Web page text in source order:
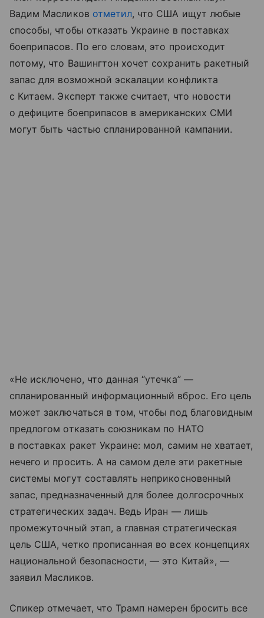
Вадим Масликов отметил, что США ищут любые
способы, чтобы отказать Украине в поставках
боеприпасов. По его словам, это происходит
потому, что Вашингтон хочет сохранить ракетный
запас для возможной эскалации конфликта
с Китаем. Эксперт также считает, что новости
о дефиците боеприпасов в американских СМИ
могут быть частью спланированной кампании.
«Не исключено, что данная “утечка” —
спланированный информационный вброс. Его цель
может заключаться в том, чтобы под благовидным
предлогом отказать союзникам по НАТО
в поставках ракет Украине: мол, самим не хватает,
нечего и просить. А на самом деле эти ракетные
системы могут составлять неприкосновенный
запас, предназначенный для более долгосрочных
стратегических задач. Ведь Иран — лишь
промежуточный этап, а главная стратегическая
цель США, четко прописанная во всех концепциях
национальной безопасности, — это Китай», —
заявил Масликов.
Спикер отмечает, что Трамп намерен бросить все